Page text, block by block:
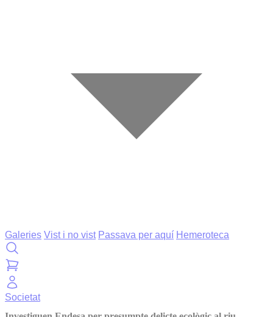
Galeries Vist i no vist Passava per aquí Hemeroteca
Societat